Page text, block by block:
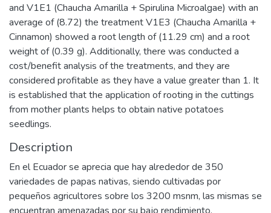
and V1E1 (Chaucha Amarilla + Spirulina Microalgae) with an
average of (8.72) the treatment V1E3 (Chaucha Amarilla +
Cinnamon) showed a root length of (11.29 cm) and a root
weight of (0.39 g). Additionally, there was conducted a
cost/benefit analysis of the treatments, and they are
considered profitable as they have a value greater than 1. It
is established that the application of rooting in the cuttings
from mother plants helps to obtain native potatoes
seedlings.
Description
En el Ecuador se aprecia que hay alrededor de 350
variedades de papas nativas, siendo cultivadas por
pequeños agricultores sobre los 3200 msnm, las mismas se